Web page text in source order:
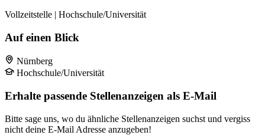
Vollzeitstelle | Hochschule/Universität
Auf einen Blick
Nürnberg
Hochschule/Universität
Erhalte passende Stellenanzeigen als E-Mail
Bitte sage uns, wo du ähnliche Stellenanzeigen suchst und vergiss
nicht deine E-Mail Adresse anzugeben!